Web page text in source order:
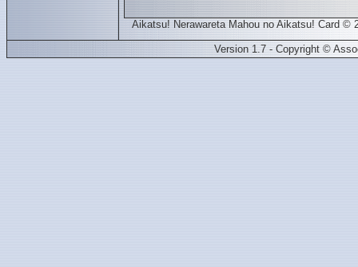
Aikatsu! Nerawareta Mahou no Aikatsu! Card
Version 1.7 - Copyright ©